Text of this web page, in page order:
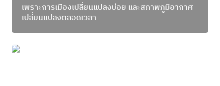
เพราะการเมืองเปลี่ยนแปลงบ่อย และสภาพภูมิอากาศ
เปลี่ยนแปลงตลอดเวลา
Thai Cooking Class in Takua Pa (Khao Lak Area)